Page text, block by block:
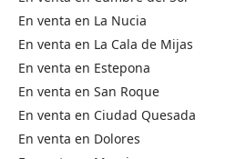
En venta en La Nucia
En venta en La Cala de Mijas
En venta en Estepona
En venta en San Roque
En venta en Ciudad Quesada
En venta en Dolores